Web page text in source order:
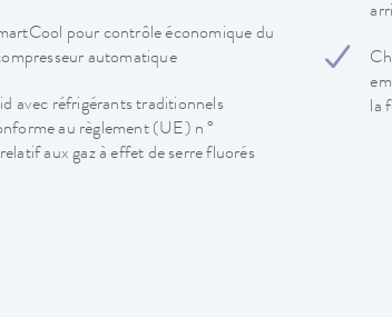
pour contrôle économique du
automatique
avec réfrigérants traditionnels
au règlement (UE) n °
aux gaz à effet de serre fluorés
la